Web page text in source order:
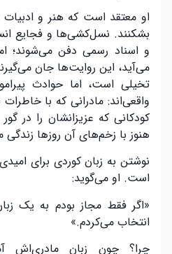
او معتقد است که هنر و ادبیات
بشکنند. نسل‌کشی‌ها و فجایع
و اسناد رسمی دفن می‌شوند؛
می‌آید، این روایت‌ها جان
تخیلی است، اما حوادث
واقعی‌اند: مادرانی که با
کودکانی که عزیزانشان را در گور
هنوز با زخم‌های آن روزها زندگی
نوشتن به زبان کوردی برای
است. او می‌گوید:
«اگر فقط مجاز بودم به یک
انتخاب می‌کردم.»
چرا؟ چون زبان مادری‌اش